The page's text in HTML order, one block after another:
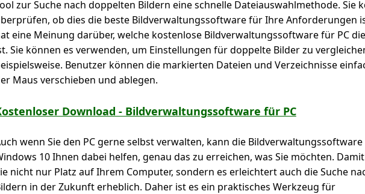
zur Suche nach doppelten Bildern eine schnelle Dateiauswahlmethode. Sie
ob dies die beste Bildverwaltungssoftware für Ihre Anforderungen
eine Meinung darüber, welche kostenlose Bildverwaltungssoftware für PC
Sie können es verwenden, um Einstellungen für doppelte Bilder zu
Benutzer können die markierten Dateien und Verzeichnisse
Maus verschieben und ablegen.
Download - Bildverwaltungssoftware für PC
wenn Sie den PC gerne selbst verwalten, kann die Bildverwaltungssoftware
10 Ihnen dabei helfen, genau das zu erreichen, was Sie möchten.
nicht nur Platz auf Ihrem Computer, sondern es erleichtert auch die Suche
in der Zukunft erheblich. Daher ist es ein praktisches Werkzeug für